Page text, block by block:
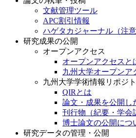
文献管理ツール
APC割引情報
ハゲタカジャーナル（注意
研究成果の公開
オープンアクセス
オープンアクセスと
九州大学オープンア
九州大学学術情報リポジト
QIRとは
論文・成果を公開し
刊行物（紀要・学会
博士論文の公開につ
研究データの管理・公開